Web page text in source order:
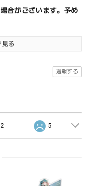
合がございます。予め
る
通報する
2 5